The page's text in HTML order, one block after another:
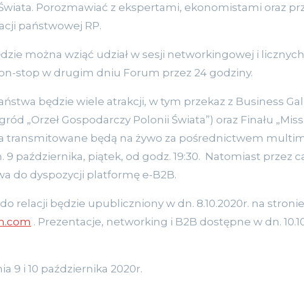
Porozmawiać z ekspertami, ekonomistami oraz
państwowej RP.
można wziąć udział w sesji networkingowej i
stop w drugim dniu Forum przez 24 godziny.
będzie wiele atrakcji, w tym przekaz z Business
„Orzeł Gospodarczy Polonii Świata”) oraz Finału
transmitowane będą na żywo za pośrednictwem
października, piątek, od godz. 19:30. Natomiast przez
do dyspozycji platformę e-B2B.
relacji będzie upubliczniony w dn. 8.10.2020r. na stronie
. Prezentacje, networking i B2B dostępne w dn.
9 i 10 października 2020r.